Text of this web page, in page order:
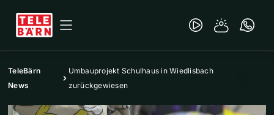
TeleBärn
News
Umbauprojekt Schulhaus in Wiedlisbach
zurückgewiesen